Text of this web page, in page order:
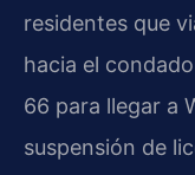
residentes que
hacia el
66 para llegar a
suspensión de